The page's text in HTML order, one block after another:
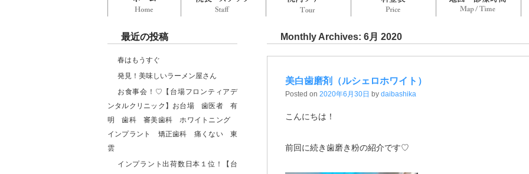
最近の投稿
春はもうすぐ
発見！美味しいラーメン屋さん
お食事会！♡【台場フロンティアデ
ンタルクリニック】お台場 歯医者 有
明 歯科 審美歯科 ホワイトニング
インプラント 矯正歯科 痛くない 東
雲
インプラント出荷数日本１位！【台
Monthly Archives: 6月 2020
美白歯磨剤（ルシェロホワイト）
Posted on 2020年6月30日 by daibashika
こんにちは！
前回に続き歯磨き粉の紹介です♡